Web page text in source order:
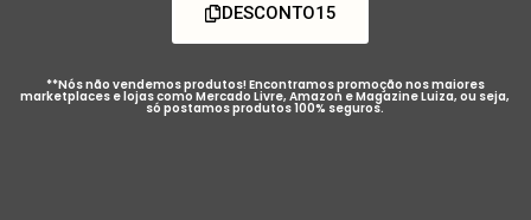
DESCONTO15
**Nós não vendemos produtos! Encontramos promoção nos maiores
marketplaces e lojas como Mercado Livre, Amazon e Magazine Luiza, ou seja,
só postamos produtos 100% seguros.